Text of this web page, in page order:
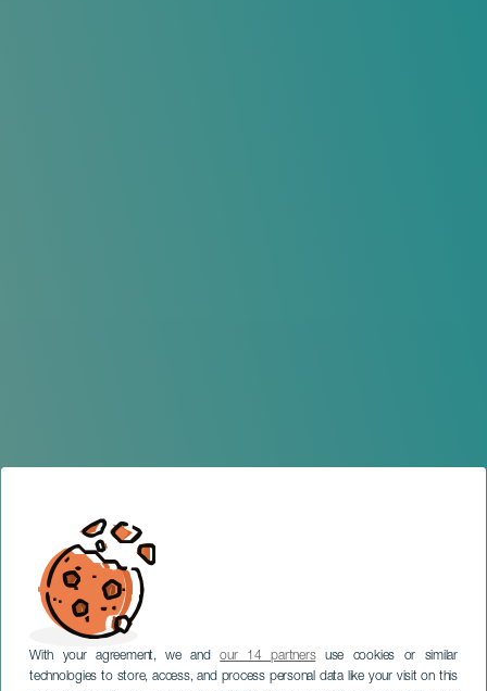
With your agreement, we andour 14 partnersuse cookies or similar
technologies to store, access, and process personal data like your visit on this